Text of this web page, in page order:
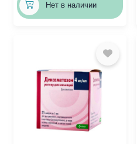
Нет в наличии